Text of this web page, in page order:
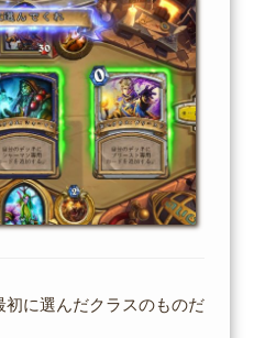
初に選んだクラスのものだ